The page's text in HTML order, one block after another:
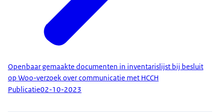
Openbaar gemaakte documenten in inventarislijst bij besluit
op Woo-verzoek over communicatie met HCCH
Publicatie02-10-2023